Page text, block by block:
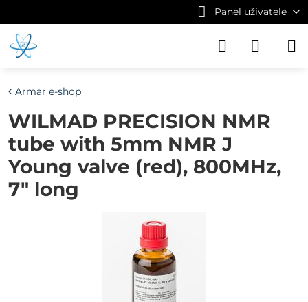
Panel uživatele
Armar e-shop
WILMAD PRECISION NMR
tube with 5mm NMR J
Young valve (red), 800MHz,
7" long